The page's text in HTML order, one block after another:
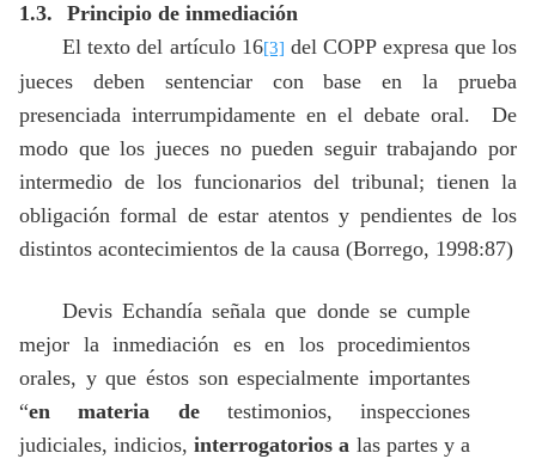
1.3.
Principio de inmediación
El texto del artículo 16[3] del COPP expresa que los
jueces deben sentenciar con base en la prueba
presenciada interrumpidamente en el debate oral.
De
modo que los jueces no pueden seguir trabajando por
intermedio de los funcionarios del tribunal; tienen la
obligación formal de estar atentos y pendientes de los
distintos acontecimientos de la causa (Borrego, 1998:87)
Devis Echandía señala que donde se cumple
mejor la inmediación es en los procedimientos
orales, y que éstos son especialmente importantes
“en materia detestimonios, inspecciones
judiciales, indicios,interrogatorios a las partes y a